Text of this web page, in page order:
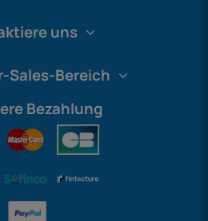
uns
Sales-Bereich
Bezahlung